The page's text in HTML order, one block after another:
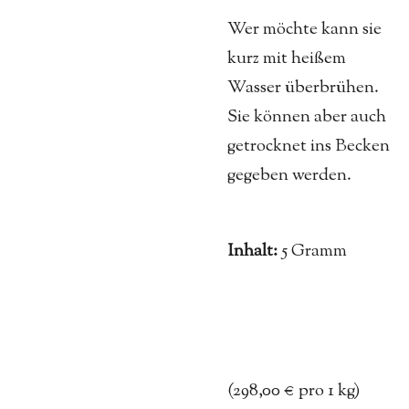
Wer möchte kann sie
kurz mit heißem
Wasser überbrühen.
Sie können aber auch
getrocknet ins Becken
gegeben werden.
Inhalt:5 Gramm
(298,00 € pro 1 kg)